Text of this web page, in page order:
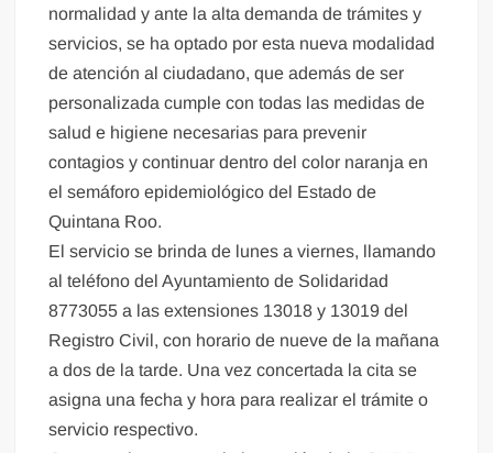
normalidad y ante la alta demanda de trámites y
servicios, se ha optado por esta nueva modalidad
de atención al ciudadano, que además de ser
personalizada cumple con todas las medidas de
salud e higiene necesarias para prevenir
contagios y continuar dentro del color naranja en
el semáforo epidemiológico del Estado de
Quintana Roo.
El servicio se brinda de lunes a viernes, llamando
al teléfono del Ayuntamiento de Solidaridad
8773055 a las extensiones 13018 y 13019 del
Registro Civil, con horario de nueve de la mañana
a dos de la tarde. Una vez concertada la cita se
asigna una fecha y hora para realizar el trámite o
servicio respectivo.